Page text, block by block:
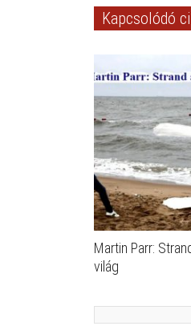
Kapcsolódó
Martin Parr:
világ